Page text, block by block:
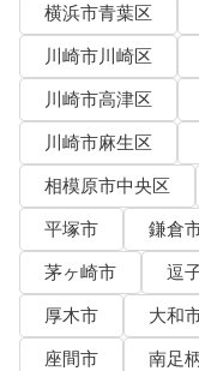
横浜市青葉区
川崎市川崎区
川崎市高津区
川崎市麻生区
相模原市中央区
平塚市
鎌倉
茅ヶ崎市
逗
厚木市
大和
座間市
南足